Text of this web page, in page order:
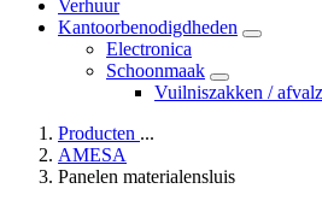
Verhuur
Kantoorbenodigdheden
Electronica
Schoonmaak
Vuilniszakken /
Producten ...
AMESA
Panelen materialensluis